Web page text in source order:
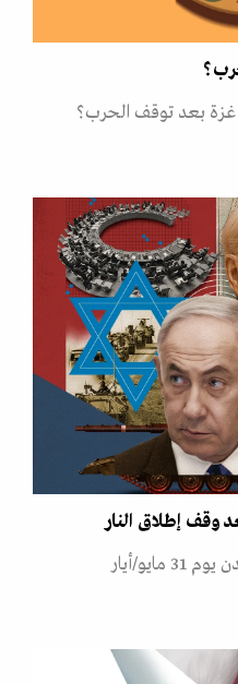
غزة بعد توقف الحرب؟
وقف إطلاق النار
أدى إقرار الرئيس الأميركي جو بايدن يوم 31 مايو/أيار